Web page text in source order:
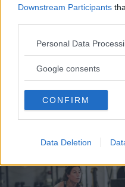
Downstream Participants
Please note that this
not limited to your visit or
use your data for below
consent section.
Personal Data
Google consents
CONFIRM
Data Deletion
Cosa ne pensi?